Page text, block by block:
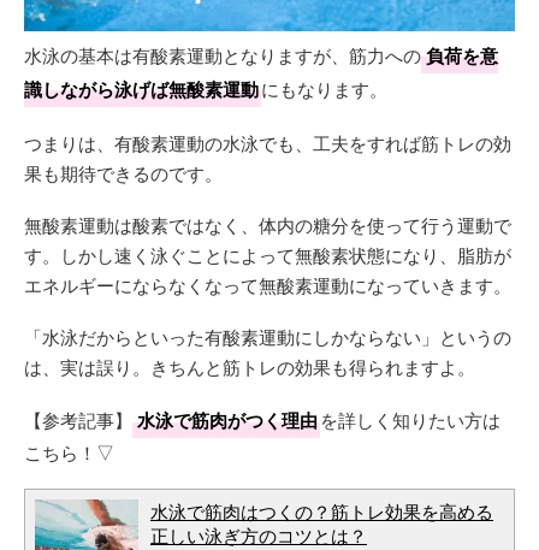
水泳の基本は有酸素運動となりますが、筋力への負荷を意
識しながら泳げば無酸素運動にもなります。
つまりは、有酸素運動の水泳でも、工夫をすれば筋トレの効
果も期待できるのです。
無酸素運動は酸素ではなく、体内の糖分を使って行う運動で
す。しかし速く泳ぐことによって無酸素状態になり、脂肪が
エネルギーにならなくなって無酸素運動になっていきます。
「水泳だからといった有酸素運動にしかならない」というの
は、実は誤り。きちんと筋トレの効果も得られますよ。
【参考記事】 水泳で筋肉がつく理由を詳しく知りたい方は
こちら！▽
水泳で筋肉はつくの？筋トレ効果を高める
正しい泳ぎ方のコツとは？